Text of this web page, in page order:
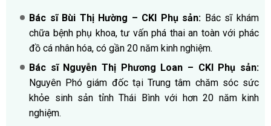
Bác sĩ Bùi Thị Hường – CKI Phụ sản: Bác sĩ khám
chữa bệnh phụ khoa, tư vấn phá thai an toàn với phác
đồ cá nhân hóa, có gần 20 năm kinh nghiệm.
Bác sĩ Nguyễn Thị Phương Loan – CKI Phụ sản:
Nguyên Phó giám đốc tại Trung tâm chăm sóc sức
khỏe sinh sản tỉnh Thái Bình với hơn 20 năm kinh
nghiệm.